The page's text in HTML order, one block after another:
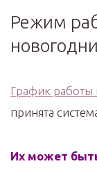
Режим
График
принята
Их может